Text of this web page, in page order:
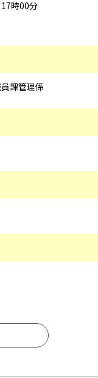
時00分
課管理係